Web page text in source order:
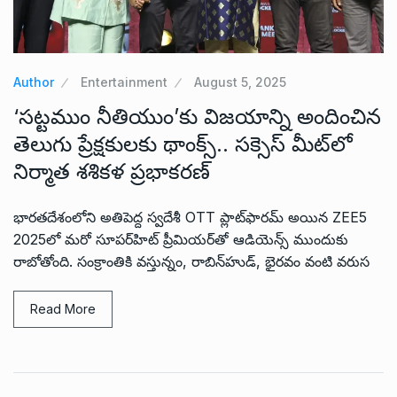
Author Entertainment August 5, 2025
‘సట్టముం నీతియుం’కు విజయాన్ని అందించిన
తెలుగు ప్రేక్షకులకు థాంక్స్.. సక్సెస్ మీట్‌లో
నిర్మాత శశికళ ప్రభాకరణ్
భారతదేశంలోని అతిపెద్ద స్వదేశీ OTT ప్లాట్‌ఫారమ్ అయిన ZEE5
2025లో మరో సూపర్‌హిట్ ప్రీమియర్‌తో ఆడియెన్స్ ముందుకు
రాబోతోంది. సంక్రాంతికి వస్తున్నం, రాబిన్‌హుడ్, భైరవం వంటి వరుస
Read More